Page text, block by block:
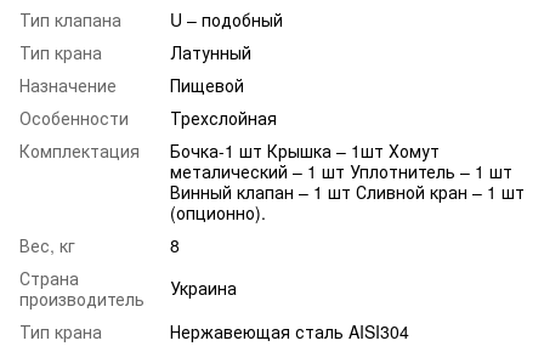
Тип клапана
U – подобный
Тип крана
Латунный
Назначение
Пищевой
Особенности
Трехслойная
Комплектация
Бочка-1 шт Крышка – 1шт Хомут
металический – 1 шт Уплотнитель – 1 шт
Винный клапан – 1 шт Сливной кран – 1 шт
(опционно).
Вес, кг
8
Страна
производитель
Украина
Тип крана
Нержавеющая сталь AISI304